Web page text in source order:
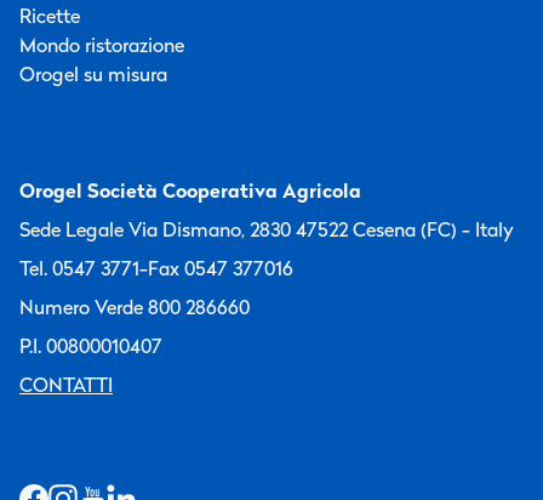
Orogel Società Cooperativa Agricola
Sede Legale Via Dismano, 2830 47522 Cesena (FC) - Italy
Tel. 0547 3771-Fax 0547 377016
Numero Verde 800 286660
P.I. 00800010407
CONTATTI
Ricette
Mondo ristorazione
Orogel su misura